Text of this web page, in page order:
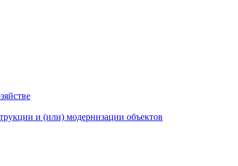
и (или) модернизации объектов